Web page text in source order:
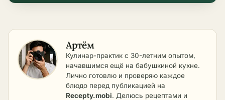
Артём
Кулинар-практик с 30-летним опытом,
начавшимся ещё на бабушкиной кухне.
Лично готовлю и проверяю каждое
блюдо перед публикацией на
Recepty.mobi. Делюсь рецептами и